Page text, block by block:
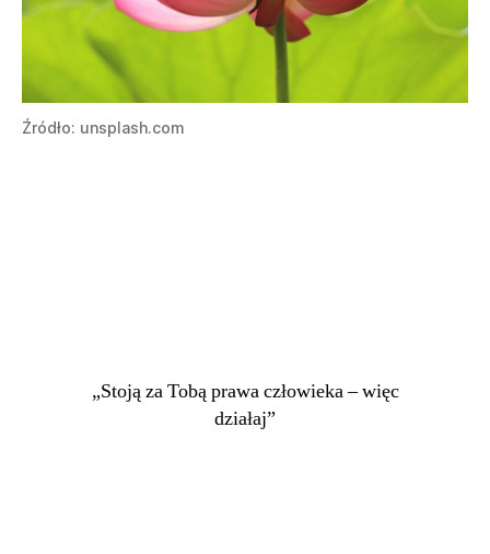
Źródło: unsplash.com
„Stoją za Tobą prawa człowieka – więc
działaj”